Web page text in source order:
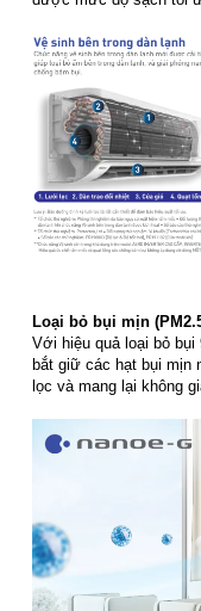
Loại bỏ bụi mịn
Với hiệu quả loại bỏ bụi
bắt giữ các hạt bụi mịn
lọc và mang lại không